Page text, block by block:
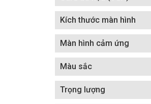
Kích thước màn hình
Màn hình cảm ứng
Màu sắc
Trọng lượng